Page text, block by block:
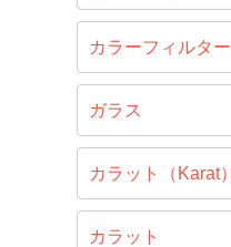
カラーフィルター
ガラス
カラット（Karat）
カラット